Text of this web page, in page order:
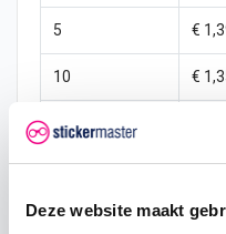
Deze website maakt
5 €
10 €
25
50 €
100 €